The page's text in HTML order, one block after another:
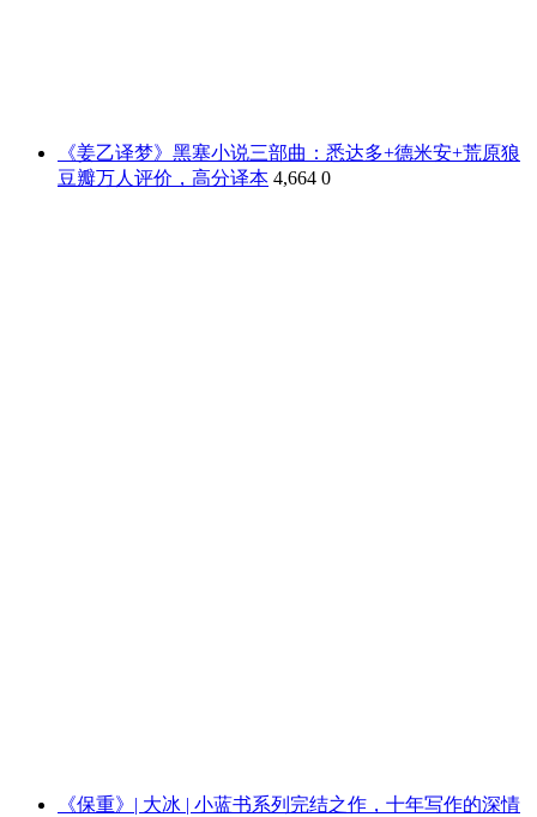
《姜乙译梦》黑塞小说三部曲：悉达多+德米安+荒原狼
豆瓣万人评价，高分译本 4,664 0
《保重》| 大冰 | 小蓝书系列完结之作，十年写作的深情